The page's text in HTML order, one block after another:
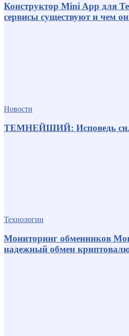
Конструктор Mini App для
сервисы существуют и чем
Новости
ТЕМНЕЙШИЙ: Исповедь
Технологии
Мониторинг обменников
надежный обмен